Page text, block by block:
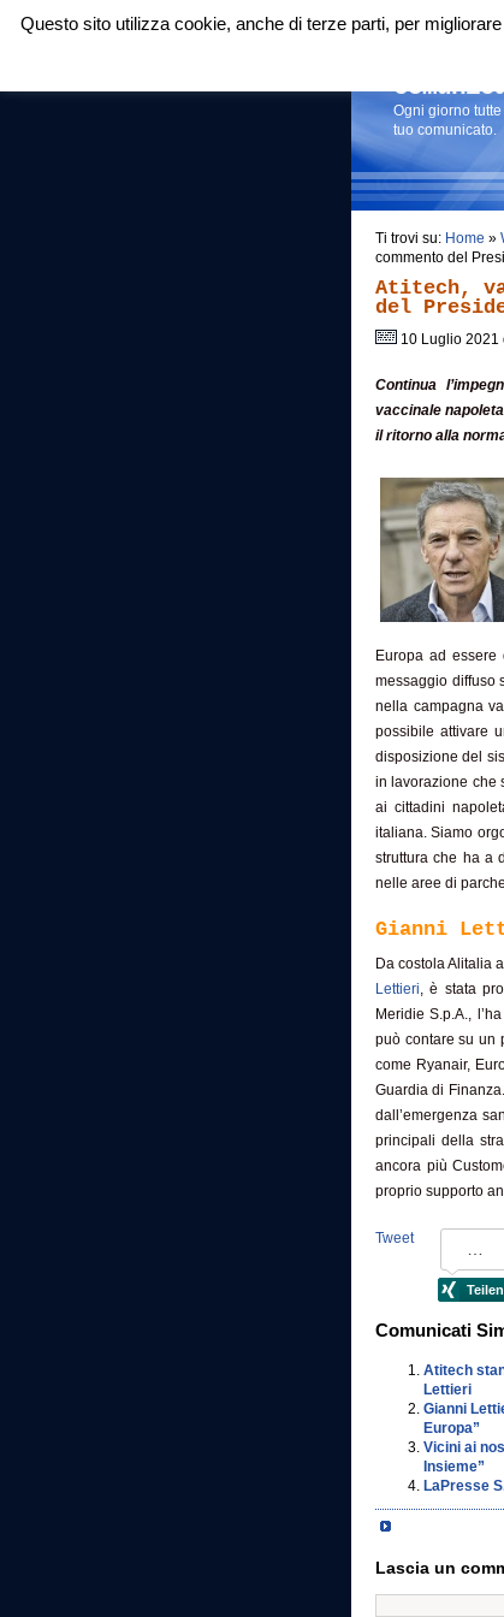
Login |RSS |
Ogni giorno
tuo comunicato.
Ti trovi su: Home »
commento del
Atitech,
del
10 Luglio 2021
Continua
vaccinale
il ritorno alla
Europa ad essere
messaggio diffuso
nella campagna
possibile attivare
disposizione del
in lavorazione che
ai cittadini
italiana. Siamo
struttura che ha a
nelle aree di
Gianni
Da costola Alitalia
Lettieri, è stata
Meridie S.p.A.,
può contare su un
come Ryanair,
Guardia di
dall’emergenza
principali della
ancora più
proprio supporto
Tweet
Comunicati
Atitech
Lettieri
Gianni
Europa”
Vicini ai
Insieme”
LaPresse
Lascia un
Questo sito utilizza cookie, anche di terze parti, per